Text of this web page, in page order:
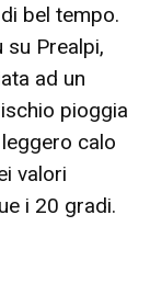
bel tempo.
su Prealpi,
ad un
pioggia
calo
valori
i 20 gradi.